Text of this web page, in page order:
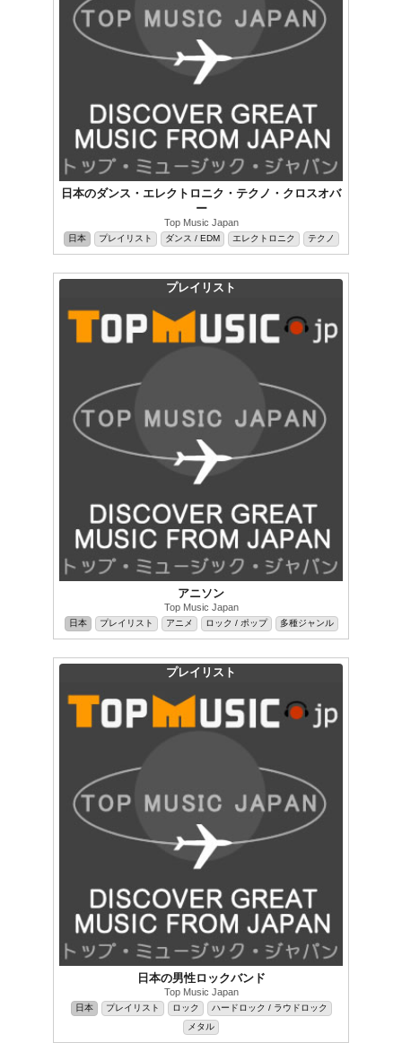
日本のダンス・エレクトロニク・テクノ・クロスオバ
ー
Top Music Japan
日本 プレイリスト ダンス / EDM エレクトロニク テクノ
プレイリスト
アニソン
Top Music Japan
日本 プレイリスト アニメ ロック / ポップ 多種ジャンル
プレイリスト
日本の男性ロックバンド
Top Music Japan
日本 プレイリスト ロック
ハードロック / ラウドロック
メタル